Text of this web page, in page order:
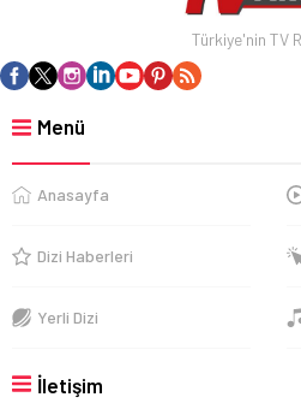
Türkiye'nin TV
Menü
Anasayfa
Dizi Haberleri
Yerli Dizi
İletişim